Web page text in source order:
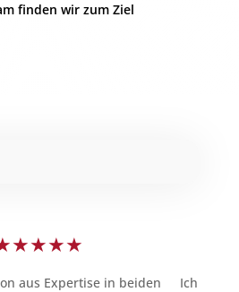
finden wir zum Ziel
★★★★
aus Expertise in beiden
Ich habe